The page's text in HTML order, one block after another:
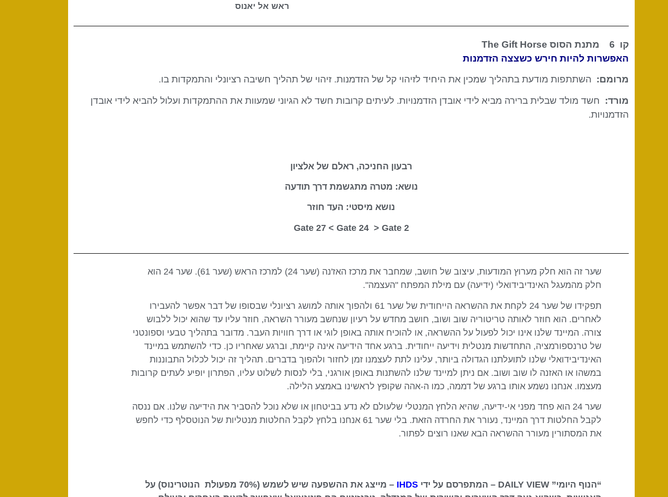
ראש אל יאנוס
קו 6 מתנת הסוס
The Gift Horse
האפשרות להיות חירש כשצצה הזדמנות
מרומם: השתתפות מודעת בתהליך שמכין את היחיד לזיהוי קל של הזדמנות. זיהוי של תהליך חשיבה רציונלי והתמקדות בו.
מורד:
חשד מולד שבלית ברירה מביא לידי אובדן הזדמנויות. לעיתים קרובות חשד לא הגיוני שמעוות את ההתמקדות ועלול להביא לידי אובדן
הזדמנויות.
רבעון החניכה, ראלם של אלציון
נושא: מטרה מתגשמת דרך תודעה
נושא מיסטי: העד חוזר
2 Gate 27 <
Gate 24 > Gate
שער זה הוא חלק מערוץ המודעות, עיצוב של חושב, שמחבר את מרכז האז'נה (שער 24) למרכז הראש (שער 61). שער 24 הוא
חלק מהמעגל האינדיבידואלי (ידיעה) עם מילת המפתח "העצמה".
תפקידו של שער 24 לקחת את ההשראה הייחודית של שער 61 ולהפוך אותה למושג רציונלי שבסופו של דבר אפשר להעבירו
לאחרים. הוא חוזר לאותה טריטוריה שוב ושוב, חושב מחדש על רעיון שנחשב מעורר השראה, חוזר עליו עד שהוא יכול ללבוש
צורה. המיינד שלנו אינו יכול לפעול על ההשראה, או להוכיח אותה באופן לוגי או דרך חוויות העבר. מדובר בתהליך טבעי וספונטני
של טרנספורמציה, התחדשות מנטלית וידיעה ייחודית. ברגע אחד הידיעה אינה קיימת, וברגע שאחריו כן. כדי להשתמש במיינד
האינדיבידואלי שלנו לתועלתנו הגדולה ביותר, עלינו לתת לעצמנו זמן לחזור ולהפוך בדברים. תהליך זה יכול לכלול התבוננות
במשהו או האזנה לו שוב ושוב. אם ניתן למיינד שלנו להשתנות באופן אורגני, בלי לנסות לשלוט עליו, הפתרון יופיע לעתים קרובות
מעצמו. אנחנו נשמע אותו ברגע של דממה, כמו ה-אהה שקופץ לראשינו באמצע הלילה.
שער 24 הוא פחד מפני אי-ידיעה, שהיא הלחץ המנטלי שלעולם לא נדע בביטחון או שלא נוכל להסביר את הידיעה שלנו. אם ננסה
לקבל החלטות דרך המיינד, נעורר את החרדה הזאת. בלי שער 61 אנחנו בלחץ לקבל החלטות מנטליות של הנוטסלף כדי לחפש
את המסתורין מעורר ההשראה הבא שאנו רוצים לפתור.
“הנוף היומי” DAILY VIEW – המתפרסם על ידי IHDS
– מייצג את ההשפעה שיש לשמש (70% מפעולת הנוטרינוס) על